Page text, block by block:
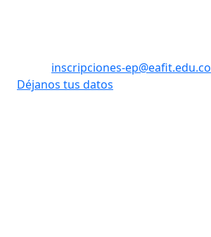
inscripciones-ep@eafit.edu.co
Déjanos tus datos